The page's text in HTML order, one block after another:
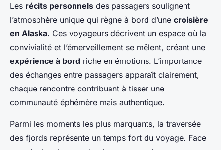
Les récits personnels des passagers soulignent
l’atmosphère unique qui règne à bord d’une croisière
en Alaska. Ces voyageurs décrivent un espace où la
convivialité et l’émerveillement se mêlent, créant une
expérience à bord riche en émotions. L’importance
des échanges entre passagers apparaît clairement,
chaque rencontre contribuant à tisser une
communauté éphémère mais authentique.
Parmi les moments les plus marquants, la traversée
des fjords représente un temps fort du voyage. Face